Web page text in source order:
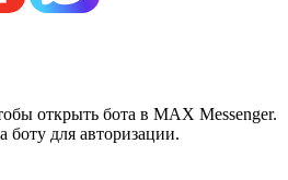
открыть бота в MAX Messenger.
боту для авторизации.